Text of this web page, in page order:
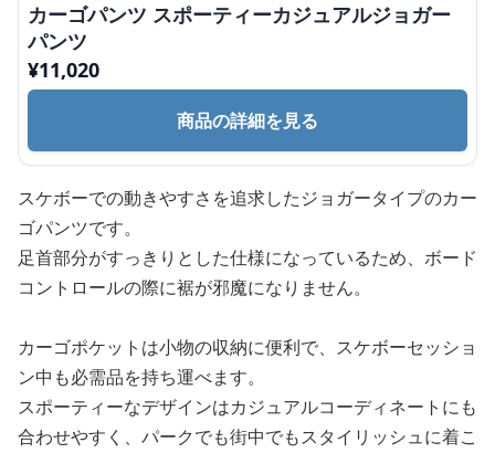
カーゴパンツ スポーティーカジュアルジョガー
パンツ
¥11,020
商品の詳細を見る
スケボーでの動きやすさを追求したジョガータイプのカー
ゴパンツです。
足首部分がすっきりとした仕様になっているため、ボード
コントロールの際に裾が邪魔になりません。
カーゴポケットは小物の収納に便利で、スケボーセッショ
ン中も必需品を持ち運べます。
スポーティーなデザインはカジュアルコーディネートにも
合わせやすく、パークでも街中でもスタイリッシュに着こ